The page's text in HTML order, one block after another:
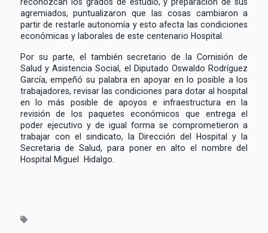
agremiados, puntualizaron que las cosas cambiaron a
partir de restarle autonomía y esto afecta las condiciones
económicas y laborales de este centenario Hospital.
Por su parte, el también secretario de la Comisión de
Salud y Asistencia Social, el Diputado Oswaldo Rodríguez
García, empeñó su palabra en apoyar en lo posible a los
trabajadores, revisar las condiciones para dotar al hospital
en lo más posible de apoyos e infraestructura en la
revisión de los paquetes económicos que entrega el
poder ejecutivo y de igual forma se comprometieron a
trabajar con el sindicato, la Dirección del Hospital y la
Secretaria de Salud, para poner en alto el nombre del
Hospital Miguel Hidalgo.